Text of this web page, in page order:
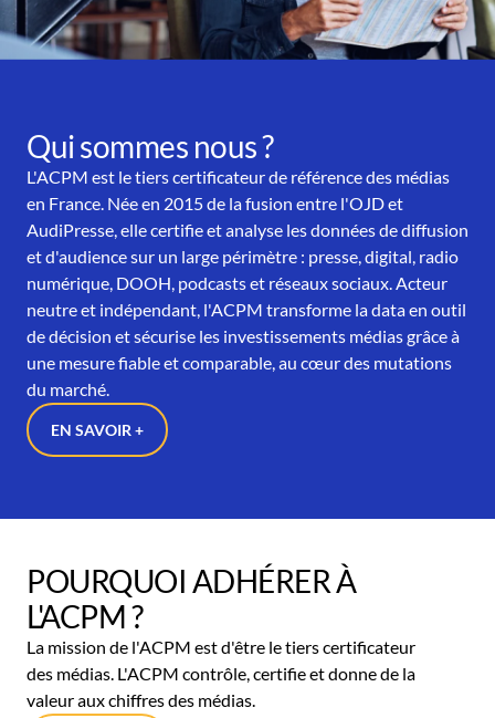
Qui sommes nous ?
L'ACPM est le tiers certificateur de référence des médias
en France. Née en 2015 de la fusion entre l'OJD et
AudiPresse, elle certifie et analyse les données de diffusion
et d'audience sur un large périmètre : presse, digital, radio
numérique, DOOH, podcasts et réseaux sociaux. Acteur
neutre et indépendant, l'ACPM transforme la data en outil
de décision et sécurise les investissements médias grâce à
une mesure fiable et comparable, au cœur des mutations
du marché.
EN SAVOIR +
POURQUOI ADHÉRER À
L'ACPM ?
La mission de l'ACPM est d'être le tiers certificateur
des médias. L'ACPM contrôle, certifie et donne de la
valeur aux chiffres des médias.